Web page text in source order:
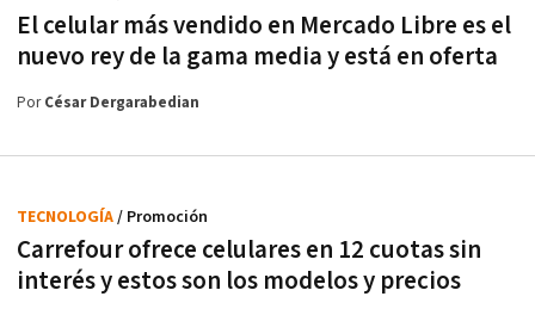
El celular más vendido en Mercado Libre es el
nuevo rey de la gama media y está en oferta
PorCésar Dergarabedian
Carrefour ofrece celulares en 12 cuotas sin
interés y estos son los modelos y precios
TECNOLOGÍA/ Promoción